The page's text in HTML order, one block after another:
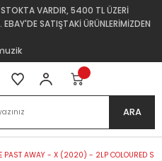
VARDIR, 5400 TL ÜZERİ
EBAY'DE SATIŞTAKİ ÜRÜNLERİMİZDEN
ARA
PAST AWAY - X (2020) - 2LP COLOURED